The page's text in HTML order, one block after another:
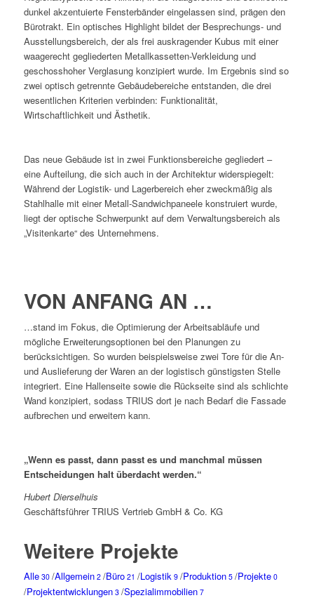
dunkel akzentuierte Fensterbänder eingelassen sind, prägen den
Bürotrakt. Ein optisches Highlight bildet der Besprechungs- und
Ausstellungsbereich, der als frei auskragender Kubus mit einer
waagerecht gegliederten Metallkassetten-Verkleidung und
geschosshoher Verglasung konzipiert wurde. Im Ergebnis sind so
zwei optisch getrennte Gebäudebereiche entstanden, die drei
wesentlichen Kriterien verbinden: Funktionalität,
Wirtschaftlichkeit und Ästhetik.
Das neue Gebäude ist in zwei Funktionsbereiche gegliedert –
eine Aufteilung, die sich auch in der Architektur widerspiegelt:
Während der Logistik- und Lagerbereich eher zweckmäßig als
Stahlhalle mit einer Metall-Sandwichpaneele konstruiert wurde,
liegt der optische Schwerpunkt auf dem Verwaltungsbereich als
„Visitenkarte“ des Unternehmens.
VON ANFANG AN …
…stand im Fokus, die Optimierung der Arbeitsabläufe und
mögliche Erweiterungsoptionen bei den Planungen zu
berücksichtigen. So wurden beispielsweise zwei Tore für die An-
und Auslieferung der Waren an der logistisch günstigsten Stelle
integriert. Eine Hallenseite sowie die Rückseite sind als schlichte
Wand konzipiert, sodass TRIUS dort je nach Bedarf die Fassade
aufbrechen und erweitern kann.
„Wenn es passt, dann passt es und manchmal müssen
Entscheidungen halt überdacht werden.“
Hubert Dierselhuis
Geschäftsführer TRIUS Vertrieb GmbH & Co. KG
Weitere Projekte
Alle30 /Allgemein2 /Büro21 /Logistik9 /Produktion5 /Projekte0
/Projektentwicklungen3 /Spezialimmobilien7